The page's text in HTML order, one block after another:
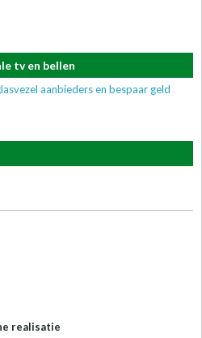
tv en bellen
aanbieders en bespaar geld
realisatie